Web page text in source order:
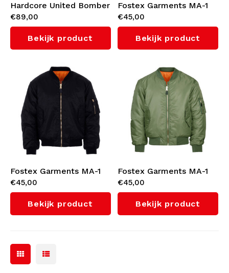
Hardcore United Bomber
Jacket 'Flight Core'
€89,00
Bekijk product
Fostex Garments MA-1
Bomber Jack (Blue)
€45,00
Bekijk product
Fostex Garments MA-1
Bomber Jack (Black)
€45,00
Bekijk product
Fostex Garments MA-1
Bomber Jack (Green)
€45,00
Bekijk product